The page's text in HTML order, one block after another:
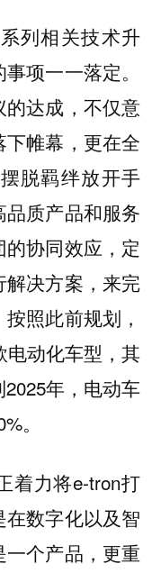
列相关技术升
项一一落定。
达成，不仅意
帷幕，更在全
脱羁绊放开手
质产品和服务
的协同效应，定
决方案，来完
照此前规划，
电动化车型，其
年，电动车
。
着力将e-tron打
数字化以及智
个产品，更重